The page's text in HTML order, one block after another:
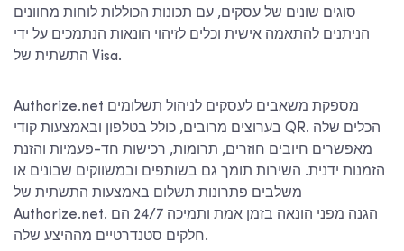
סוגים שונים של עסקים, עם תכונות הכוללות לוחות מחוונים
הניתנים להתאמה אישית וכלים לזיהוי הונאות הנתמכים על ידי
התשתית של Visa.
Authorize.net מספקת משאבים לעסקים לניהול תשלומים
בערוצים מרובים, כולל בטלפון ובאמצעות קודי QR. הכלים שלה
מאפשרים חיובים חוזרים, תרומות, רכישות חד-פעמיות והזנת
הזמנות ידנית. השירות תומך גם בשותפים ובמשווקים שבונים או
משלבים פתרונות תשלום באמצעות התשתית של
Authorize.net. הגנה מפני הונאה בזמן אמת ותמיכה 24/7 הם
חלקים סטנדרטיים מההיצע שלה.